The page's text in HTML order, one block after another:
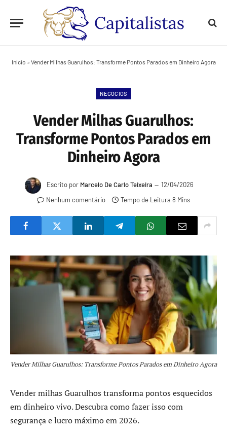
Início » Vender Milhas Guarulhos: Transforme Pontos Parados em Dinheiro Agora
NEGÓCIOS
Vender Milhas Guarulhos:
Transforme Pontos Parados em
Dinheiro Agora
Escrito por Marcelo De Carlo Teixeira
12/04/2026
Nenhum comentário
Tempo de Leitura 8 Mins
Vender Milhas Guarulhos: Transforme Pontos Parados em Dinheiro Agora
Vender milhas Guarulhos transforma pontos esquecidos
em dinheiro vivo. Descubra como fazer isso com
segurança e lucro máximo em 2026.